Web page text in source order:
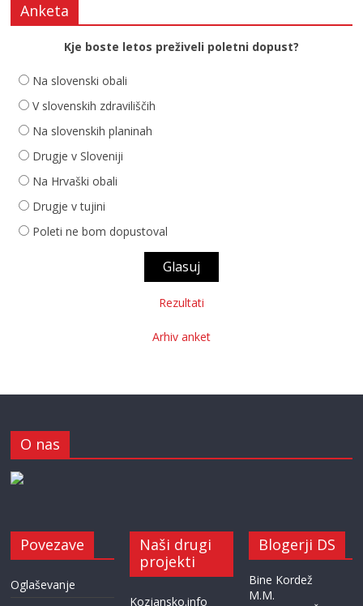
Anketa
Kje boste letos preživeli poletni dopust?
Na slovenski obali
V slovenskih zdraviliščih
Na slovenskih planinah
Drugje v Sloveniji
Na Hrvaški obali
Drugje v tujini
Poleti ne bom dopustoval
Rezultati
Arhiv anket
O nas
Povezave
Oglaševanje
Naši drugi
projekti
Kozjansko.info
Blogerji DS
Bine Kordež
M.M.